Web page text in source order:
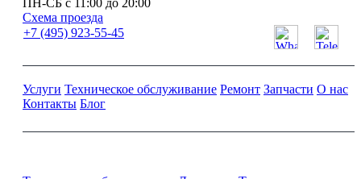
ПН-СБ с 11:00 до 20:00
Схема проезда
+7 (495) 923-55-45
Услуги Техническое обслуживание Ремонт Запчасти О нас
Контакты Блог